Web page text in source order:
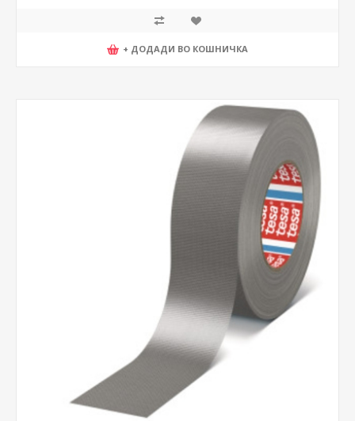
+ ДОДАДИ ВО КОШНИЧКА